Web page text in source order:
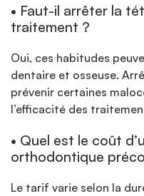
• Faut-il arrêter la
traitement ?
Oui, ces habitudes
dentaire et osseuse.
prévenir certaines
l’efficacité des
• Quel est le coût
orthodontique
Le tarif varie selon la